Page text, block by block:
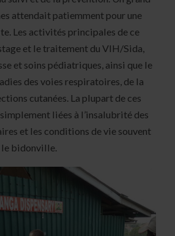
attendait patiemment pour une
Les activités principales de ce
et le traitement du VIH/Sida,
et soins pédiatriques, ainsi que le
des voies respiratoires, de la
cutanées. La plupart de ces
liées à l’insalubrité des
et les conditions de vie souvent
le bidonville.